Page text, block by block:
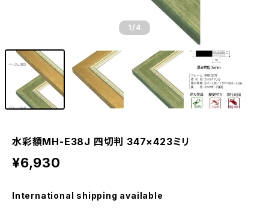
1 /4
水彩額MH-E38J 四切判 347×423ミリ
¥6,930
International shipping available